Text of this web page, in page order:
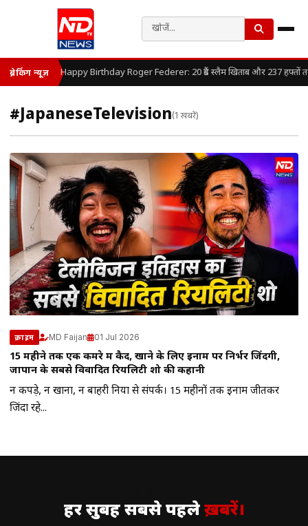
ब्रेकिंग न्यूज़ Happy Birthday Roger Federer: 20 ग्रैंड स्लैम खिताब और 237 हफ्तों
#JapaneseTelevision(1 खबरें)
क्राइम MD Faijan 01 Jul 2026
15 महीने तक एक कमरे में कैद, खाने के लिए इनाम पर निर्भर जिंदगी,
जापान के सबसे विवादित रियलिटी शो की कहानी
न कपड़े, न खाना, न बाहरी दुनिया से संपर्क। 15 महीनों तक इनाम जीतकर
जिंदा रहे...
हर सुबह सबसे पहलेख़बरें।